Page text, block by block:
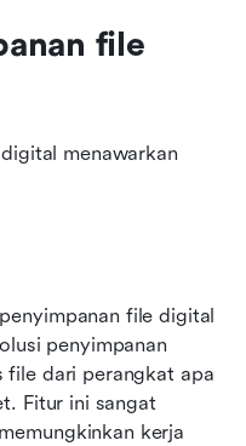
file
menawarkan
file digital
penyimpanan
file dari perangkat apa
Fitur ini sangat
kerja